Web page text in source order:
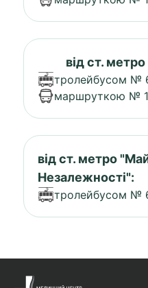
від ст.
тролейбусом №
маршруткою №
від ст. метро
Незалежності":
тролейбусом №